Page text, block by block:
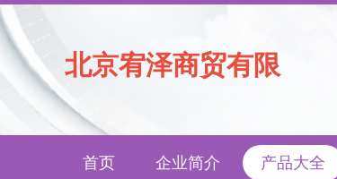
北京宥泽商贸有限
首页 企业简介 产品大全